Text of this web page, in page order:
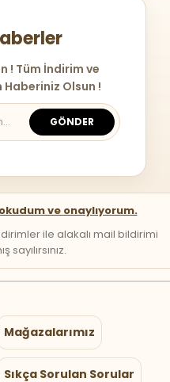
! Tüm İndirim ve
Haberiniz Olsun !
GÖNDER
ve onaylıyorum.
ile alakalı mail bildirimi
sayılırsınız.
Mağazalarımız
Sıkça Sorulan Sorular